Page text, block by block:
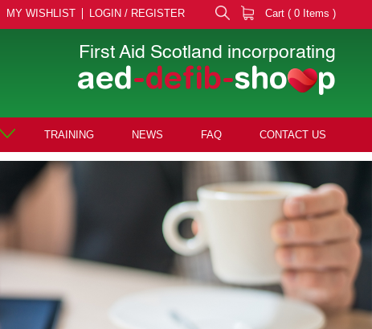
Cart ( 0 Items )
MY WISHLIST LOGIN / REGISTER
First Aid Scotland incorporating
aed-defib-sho p
TRAINING NEWS FAQ CONTACT US